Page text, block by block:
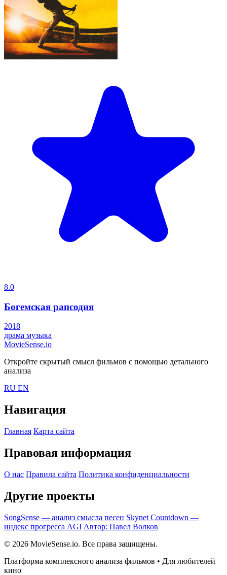
8.0
Богемская рапсодия
2018
драма музыка
MovieSense.io
Откройте скрытый смысл фильмов с помощью детального
анализа
RU EN
Навигация
Главная Карта сайта
Правовая информация
О нас Правила сайта Политика конфиденциальности
Другие проекты
SongSense — анализ смысла песен Skynet Countdown —
индекс прогресса AGI Автор: Павел Волков
© 2026 MovieSense.io. Все права защищены.
Платформа комплексного анализа фильмов • Для любителей
кино